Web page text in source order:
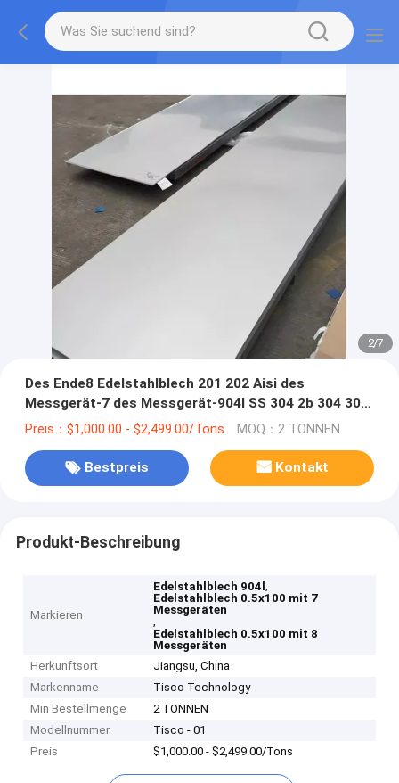
2/7
Des Ende8 Edelstahlblech 201 202 Aisi des
Messgerät-7 des Messgerät-904l SS 304 2b 304 304l
316 316l 316Ti
Preis：$1,000.00 - $2,499.00/Tons MOQ：2 TONNEN
Bestpreis Kontakt
Produkt-Beschreibung
Markieren
Edelstahlblech 904l,
Edelstahlblech 0.5x100 mit 7
Messgeräten
,
Edelstahlblech 0.5x100 mit 8
Messgeräten
Herkunftsort
Jiangsu, China
Markenname
Tisco Technology
Min Bestellmenge
2 TONNEN
Modellnummer
Tisco - 01
Preis
$1,000.00 - $2,499.00/Tons